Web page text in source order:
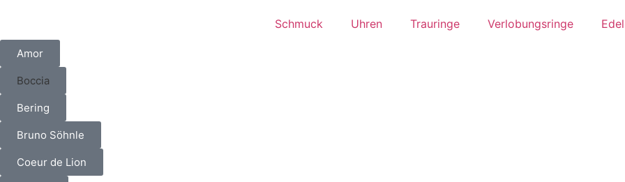
Schmuck Uhren Trauringe Verlobungsringe
Amor
Boccia
Bering
Bruno Söhnle
Coeur de Lion